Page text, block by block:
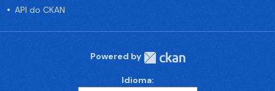
API do CKAN
Powered by
Idioma